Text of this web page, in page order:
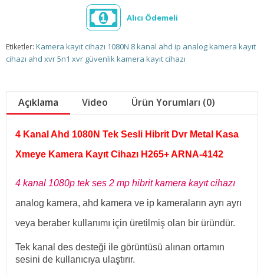
Alıcı Ödemeli
Etiketler: Kamera kayıt cihazı 1080N 8 kanal ahd ip analog kamera kayıt
cihazı ahd xvr 5n1 xvr güvenlik kamera kayıt cihazı
Açıklama Video Ürün Yorumları (0)
4 Kanal Ahd 1080N Tek Sesli Hibrit Dvr Metal Kasa
Xmeye Kamera Kayıt Cihazı H265+ ARNA-4142
4 kanal 1080p tek ses 2 mp hibrit kamera kayıt cihazı
analog kamera, ahd kamera ve ip kameraların ayrı ayrı
veya beraber kullanımı için üretilmiş olan bir üründür.
Tek kanal des desteği ile görüntüsü alınan ortamın
sesini de kullanıcıya ulaştırır.